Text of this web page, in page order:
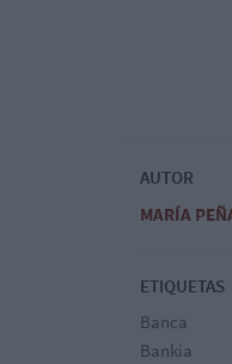
AUTOR
MARÍA
ETIQUETAS
Banca
Bankia